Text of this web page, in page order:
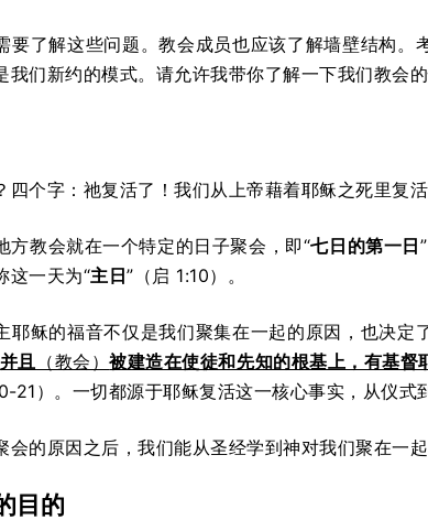
要了解这些问题。教会成员也应该了解墙壁结构
我们新约的模式。请允许我带你了解一下我们教会的
四个字：祂复活了！我们从上帝藉着耶稣之死里复活
方教会就在一个特定的日子聚会，即“七日的第一日
这一天为“主日”（启 1:10）。
耶稣的福音不仅是我们聚集在一起的原因，也决
并且 （教会）被建造在使徒和先知的根基上，有基
21）。一切都源于耶稣复活这一核心事实，从仪式
会的原因之后，我们能从圣经学到神对我们聚在一
目的